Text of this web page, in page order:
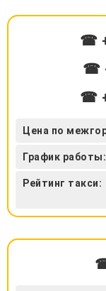
☎
☎
☎
Цена по
График работы:
Рейтинг такси: